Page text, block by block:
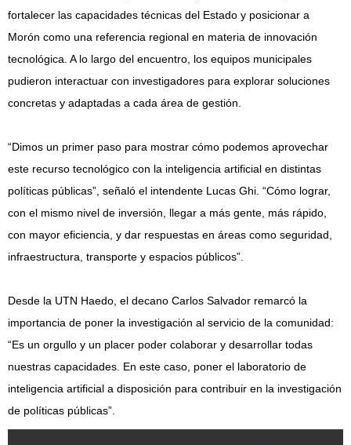
fortalecer las capacidades técnicas del Estado y posicionar a
Morón como una referencia regional en materia de innovación
tecnológica. A lo largo del encuentro, los equipos municipales
pudieron interactuar con investigadores para explorar soluciones
concretas y adaptadas a cada área de gestión.
“Dimos un primer paso para mostrar cómo podemos aprovechar
este recurso tecnológico con la inteligencia artificial en distintas
políticas públicas”, señaló el intendente Lucas Ghi. “Cómo lograr,
con el mismo nivel de inversión, llegar a más gente, más rápido,
con mayor eficiencia, y dar respuestas en áreas como seguridad,
infraestructura, transporte y espacios públicos”.
Desde la UTN Haedo, el decano Carlos Salvador remarcó la
importancia de poner la investigación al servicio de la comunidad:
“Es un orgullo y un placer poder colaborar y desarrollar todas
nuestras capacidades. En este caso, poner el laboratorio de
inteligencia artificial a disposición para contribuir en la investigación
de políticas públicas”.